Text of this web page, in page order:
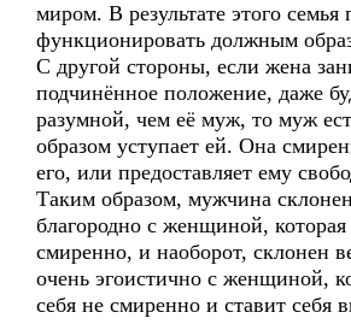
миром. В результате этого семья
функционировать должным
С другой стороны, если жена
подчинённое положение, даже
разумной, чем её муж, то муж
образом уступает ей. Она
его, или предоставляет ему
Таким образом, мужчина
благородно с женщиной, которая
смиренно, и наоборот, склонен
очень эгоистично с женщиной,
себя не смиренно и ставит себя